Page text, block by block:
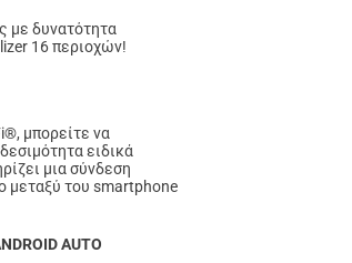
με δυνατότητα
16 περιοχών!
μπορείτε να
ειδικά
μια σύνδεση
μεταξύ του smartphone
AUTO